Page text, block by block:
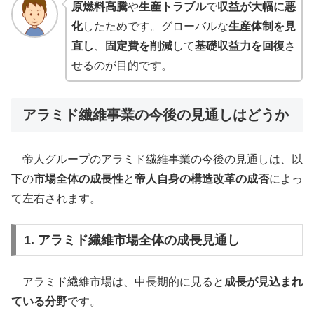
原燃料高騰や生産トラブルで収益が大幅に悪
化したためです。グローバルな生産体制を見
直し
固定費を削減して基礎収益力を回復さ
せるのが目的です。
アラミド繊維事業の今後の見通しはどうか
帝人グループのアラミド繊維事業の今後の見通しは、以
下の市場全体の成長性と帝人自身の構造改革の成否によっ
て左右されます。
1. アラミド繊維市場全体の成長見通し
アラミド繊維市場は、中長期的に見ると 成長が見込まれ
ている分野です。